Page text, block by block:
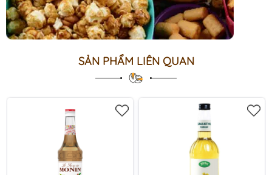
SẢN PHẨM LIÊN QUAN